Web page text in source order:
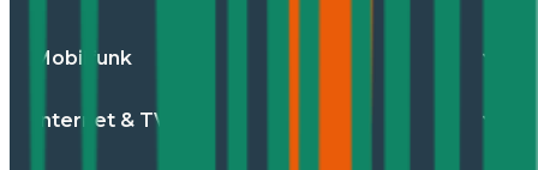
Mobilfunk
Internet & TV